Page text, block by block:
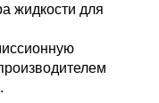
жидкости для